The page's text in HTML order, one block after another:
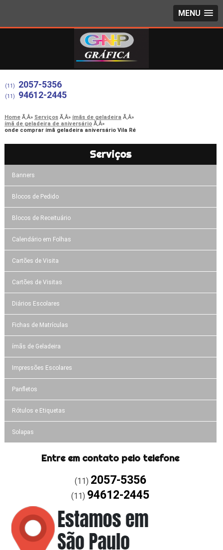
MENU
(11) 2057-5356
(11) 94612-2445
Home Serviços
ímãs de geladeira
ímã de geladeira de aniversário
onde comprar ímã geladeira aniversário Vila Ré
Serviços
Banners
Blocos de Pedido
Blocos de Receituário
Calendário em Folhas
Cartões de Visita
Cartões de Visitas
Diários Escolares
Fichas de Matrículas
ímãs de Geladeira
Impressões Escolares
Panfletos
Rótulos e Etiquetas
Solapas
Entre em contato pelo telefone
(11) 2057-5356
(11) 94612-2445